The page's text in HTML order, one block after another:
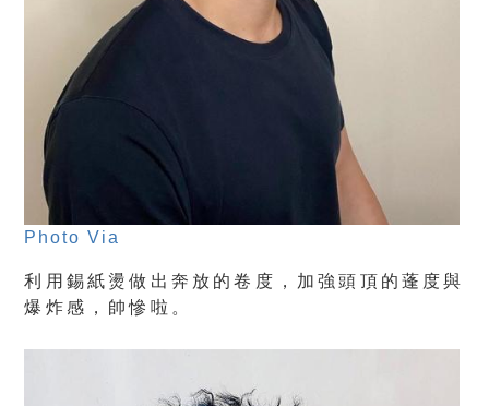
Photo Via
利用錫紙燙做出奔放的卷度，加強頭頂的蓬度與
爆炸感，帥慘啦。